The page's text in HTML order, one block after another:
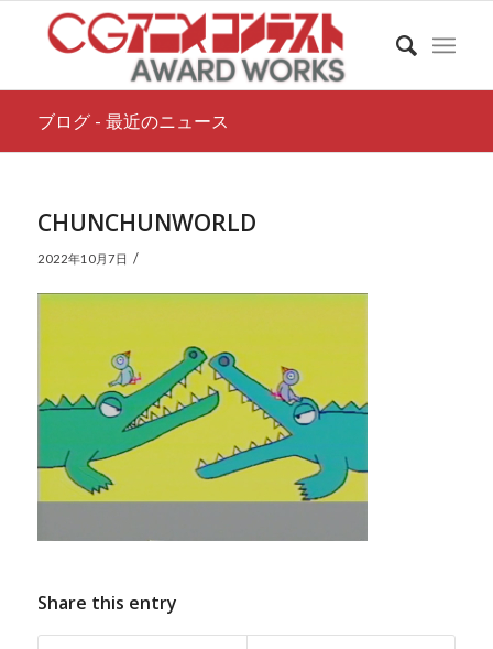
ブログ - 最近のニュース
CHUNCHUNWORLD
2022年10月7日 /
Share this entry